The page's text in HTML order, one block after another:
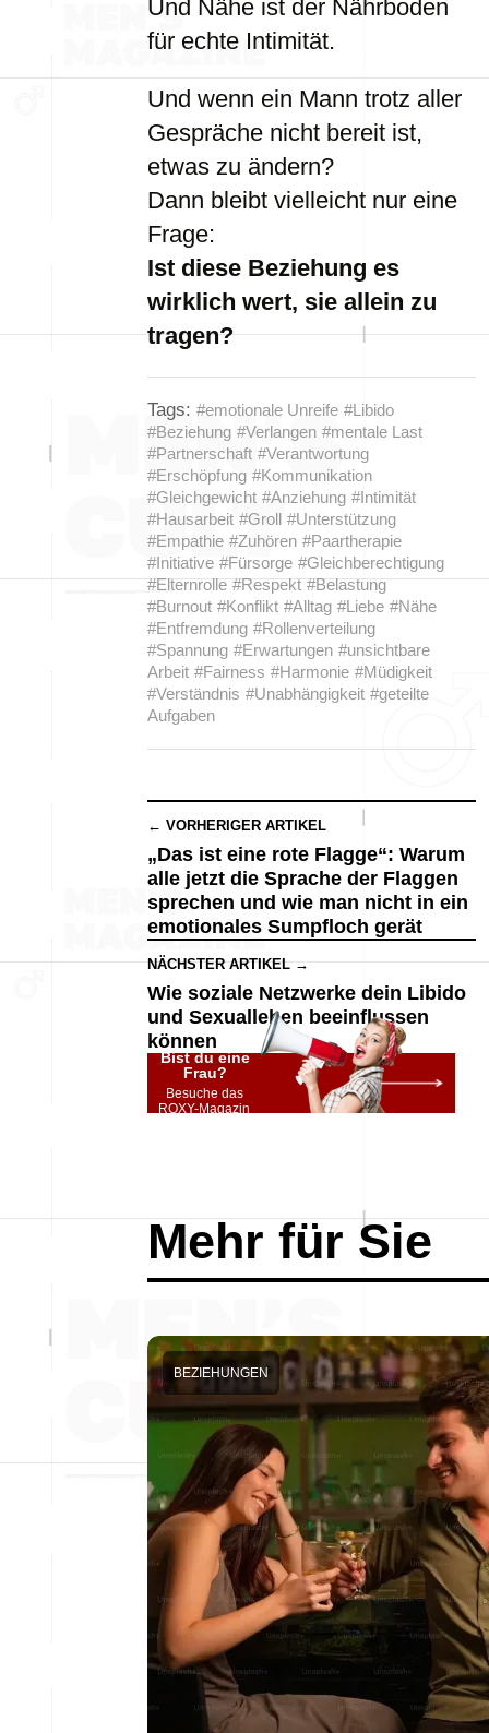
Und Nähe ist der Nährboden
für echte Intimität.
Und wenn ein Mann trotz aller
Gespräche nicht bereit ist,
etwas zu ändern?
Dann bleibt vielleicht nur eine
Frage:
Ist diese Beziehung es
wirklich wert, sie allein zu
tragen?
Tags: #emotionale Unreife #Libido
#Beziehung #Verlangen #mentale Last
#Partnerschaft #Verantwortung
#Erschöpfung #Kommunikation
#Gleichgewicht #Anziehung #Intimität
#Hausarbeit #Groll #Unterstützung
#Empathie #Zuhören #Paartherapie
#Initiative #Fürsorge #Gleichberechtigung
#Elternrolle #Respekt #Belastung
#Burnout #Konflikt #Alltag #Liebe #Nähe
#Entfremdung #Rollenverteilung
#Spannung #Erwartungen #unsichtbare
Arbeit #Fairness #Harmonie #Müdigkeit
#Verständnis #Unabhängigkeit #geteilte
Aufgaben
← VORHERIGER ARTIKEL
„Das ist eine rote Flagge“: Warum
alle jetzt die Sprache der Flaggen
sprechen und wie man nicht in ein
emotionales Sumpfloch gerät
NÄCHSTER ARTIKEL →
Wie soziale Netzwerke dein Libido
und Sexualleben beeinflussen
können
Bist du eine
Frau?
Besuche das
ROXY-Magazin
Mehr für Sie
BEZIEHUNGEN